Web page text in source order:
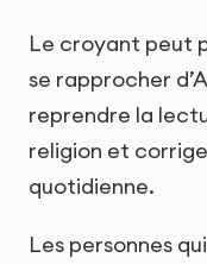
Le croyant peut
se rapprocher
reprendre la
religion et
quotidienne.
Les personnes